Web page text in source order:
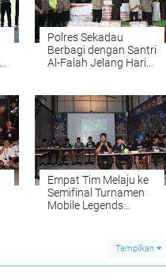
Polres Sekadau
Berbagi dengan Santri
Al-Falah Jelang Hari
Empat Tim Melaju ke
Semifinal Turnamen
Mobile Legends
Tampilkan